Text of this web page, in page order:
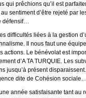
qui prêchions qu’il est
sentiment d’être rejeté par
défensif…
difficultés liées à la gestion
Il nous faut une
actions. Le bénévolat est
d’A TA TURQUIE. Les
jusqu’à présent
dite de Cohésion sociale…
année satisfaisante tant au